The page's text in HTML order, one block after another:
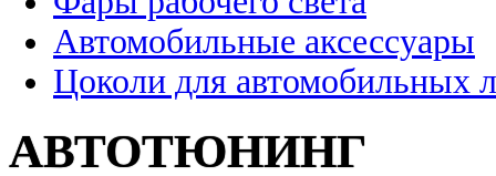
Автомобильные аксессуары
Цоколи для автомобильных
АВТОТЮНИНГ